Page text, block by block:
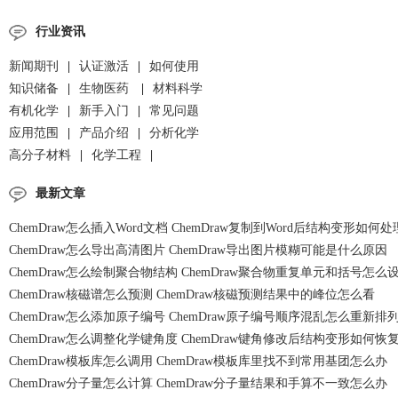
行业资讯
新闻期刊 认证激活
如何使用
知识储备
生物医药
材料科学
有机化学
新手入门
常见问题
应用范围
产品介绍
分析化学
高分子材料
化学工程
最新文章
ChemDraw怎么插入Word文档 ChemDraw复制到Word后结构变形如何处
ChemDraw怎么导出高清图片 ChemDraw导出图片模糊可能是什么原因
ChemDraw怎么绘制聚合物结构 ChemDraw聚合物重复单元和括号怎么
ChemDraw核磁谱怎么预测 ChemDraw核磁预测结果中的峰位怎么看
ChemDraw怎么添加原子编号 ChemDraw原子编号顺序混乱怎么重新排列
ChemDraw怎么调整化学键角度 ChemDraw键角修改后结构变形如何恢复
ChemDraw模板库怎么调用 ChemDraw模板库里找不到常用基团怎么办
ChemDraw分子量怎么计算 ChemDraw分子量结果和手算不一致怎么办